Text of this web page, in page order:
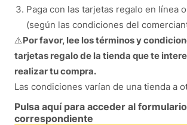
Paga con las tarjetas regalo en línea
(según las condiciones del
⚠️Por favor, lee los términos y
tarjetas regalo de la tienda que te
realizar tu compra.
Las condiciones varían de una tienda a
Pulsa aquí para acceder al
correspondiente